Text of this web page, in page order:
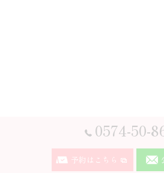
0574-50-
予約はこちら